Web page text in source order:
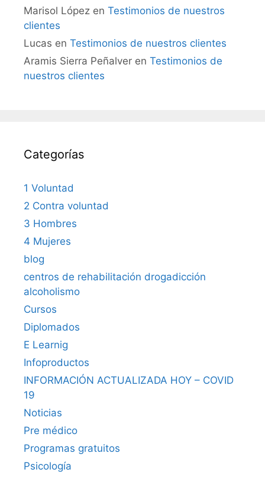
Marisol López en Testimonios de nuestros
clientes
Lucas en Testimonios de nuestros clientes
Aramis Sierra Peñalver en Testimonios de
nuestros clientes
Categorías
1 Voluntad
2 Contra voluntad
3 Hombres
4 Mujeres
blog
centros de rehabilitación drogadicción
alcoholismo
Cursos
Diplomados
E Learnig
Infoproductos
INFORMACIÓN ACTUALIZADA HOY – COVID
19
Noticias
Pre médico
Programas gratuitos
Psicología